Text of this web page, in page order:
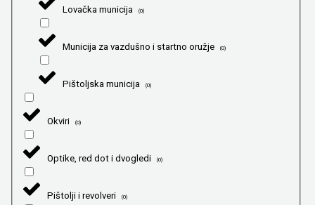
Lovačka municija (0)
Municija za vazdušno i startno oružje (0)
Pištoljska municija (0)
Okviri (0)
Optike, red dot i dvogledi (0)
Pištolji i revolveri (0)